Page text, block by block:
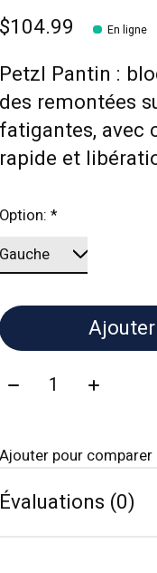
$104.99 En ligne
Petzl Pantin :
des remontées
fatigantes, avec
rapide et
Option:*
Quantité:
Ajouter pour comparer
Évaluations (0)